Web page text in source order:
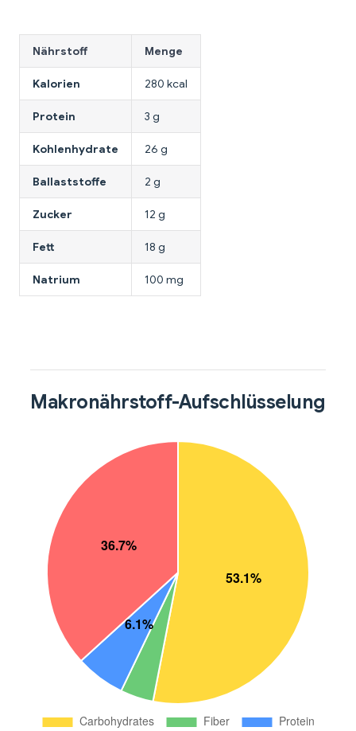
Nährstoff Menge
Kalorien 280 kcal
Protein 3 g
Kohlenhydrate 26 g
Ballaststoffe 2 g
Zucker 12 g
Fett 18 g
Natrium 100 mg
Makronährstoff-Aufschlüsselung